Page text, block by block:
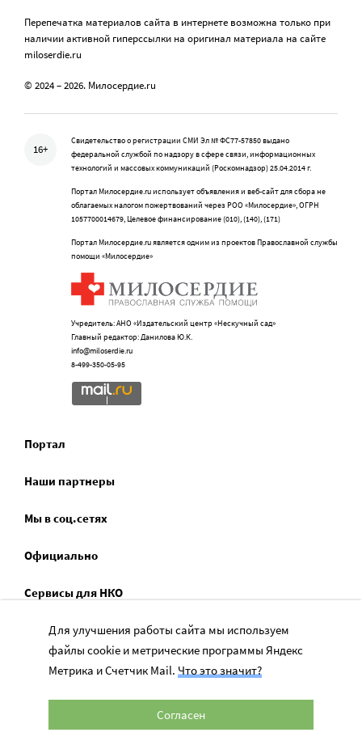
Перепечатка материалов сайта в интернете возможна только при
наличии активной гиперссылки на оригинал материала на сайте
miloserdie.ru
© 2024 – 2026. Милосердие.ru
16+
Свидетельство о регистрации СМИ Эл № ФС77-57850 выдано
федеральной службой по надзору в сфере связи, информационных
технологий и массовых коммуникаций (Роскомнадзор) 25.04.2014 г.
Портал Милосердие.ru использует объявления и веб-сайт для сбора не
облагаемых налогом пожертвований через РОО «Милосердие», ОГРН
1057700014679, Целевое финансирование (010), (140), (171)
Портал Милосердие.ru является одним из проектов Православной службы
помощи «Милосердие»
Учредитель: АНО «Издательский центр «Нескучный сад»
Главный редактор: Данилова Ю.К.
info@miloserdie.ru
8-499-350-05-95
Портал
Наши партнеры
Мы в соц.сетях
Официально
Сервисы для НКО
Спецпроекты
Социальное служение
Для улучшения работы сайта мы используем
файлы cookie и метрические программы Яндекс
Метрика и Счетчик Mail. Что это значит?
Согласен